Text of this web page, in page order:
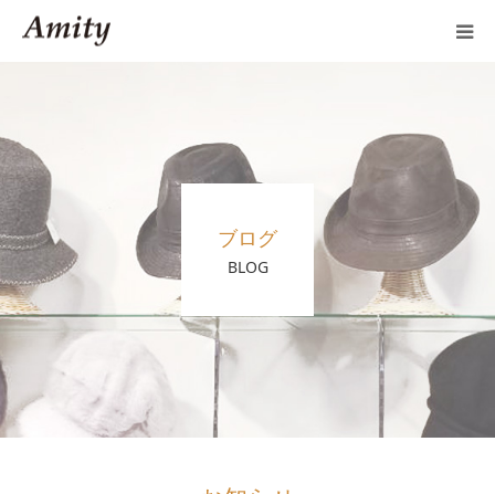
ブログ
BLOG
会社案内
よくあるご質問
ブログ